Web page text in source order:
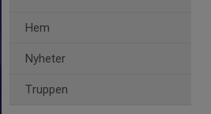
Hem
Nyheter
Truppen